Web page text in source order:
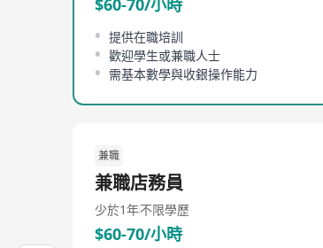
$60-70/小時
提供在職培訓
歡迎學生或兼職人士
需基本數學與收銀操作能力
兼職
兼職店務員
少於1年不限學歷
$60-70/小時